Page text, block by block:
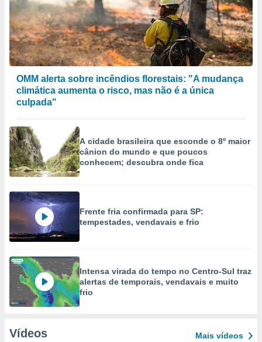
OMM alerta sobre incêndios florestais: "A mudança
climática aumenta o risco, mas não é a única
culpada"
A cidade brasileira que esconde o 8º maior
cânion do mundo e que poucos
conhecem; descubra onde fica
Frente fria confirmada para SP:
tempestades, vendavais e frio
Intensa virada do tempo no Centro-Sul traz
alertas de temporais, vendavais e muito
frio
Vídeos Mais vídeos